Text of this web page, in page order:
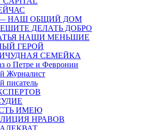
НАШ ОБЩИЙ ДОМ
ДЕЛАТЬ ДОБРО
НАШИ МЕНЬШИЕ
ГЕРОЙ
СЕМЕЙКА
о Петре и Февронии
Журналист
писатель
ИМЕЮ
НРАВОВ